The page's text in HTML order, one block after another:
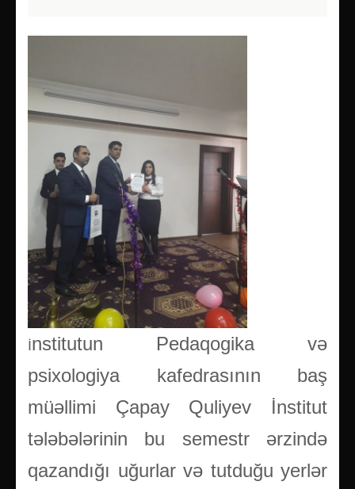
İnstitutun Pedaqogika və
psixologiya kafedrasının baş
müəllimi Çapay Quliyev İnstitut
tələbələrinin bu semestr ərzində
qazandığı uğurlar və tutduğu yerlər